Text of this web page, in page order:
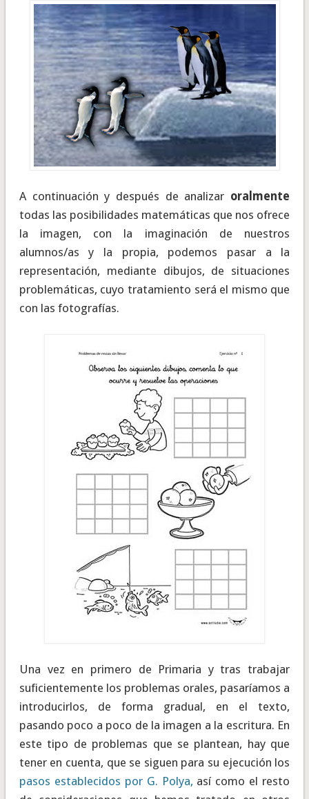
A continuación y después de analizar oralmente
todas las posibilidades matemáticas que nos ofrece
la imagen, con la imaginación de nuestros
alumnos/as y la propia, podemos pasar a la
representación, mediante dibujos, de situaciones
problemáticas, cuyo tratamiento será el mismo que
con las fotografías.
Una vez en primero de Primaria y tras trabajar
suficientemente los problemas orales, pasaríamos a
introducirlos, de forma gradual, en el texto,
pasando poco a poco de la imagen a la escritura. En
este tipo de problemas que se plantean, hay que
tener en cuenta, que se siguen para su ejecución los
pasos establecidos por G. Polya, así como el resto